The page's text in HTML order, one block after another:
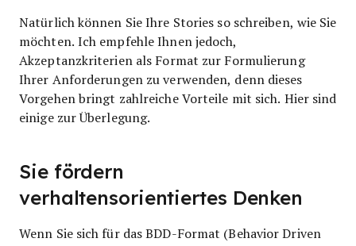
Natürlich können Sie Ihre Stories so schreiben, wie Sie
möchten. Ich empfehle Ihnen jedoch,
Akzeptanzkriterien als Format zur Formulierung
Ihrer Anforderungen zu verwenden, denn dieses
Vorgehen bringt zahlreiche Vorteile mit sich. Hier sind
einige zur Überlegung.
Sie fördern
verhaltensorientiertes Denken
Wenn Sie sich für das BDD-Format (Behavior Driven